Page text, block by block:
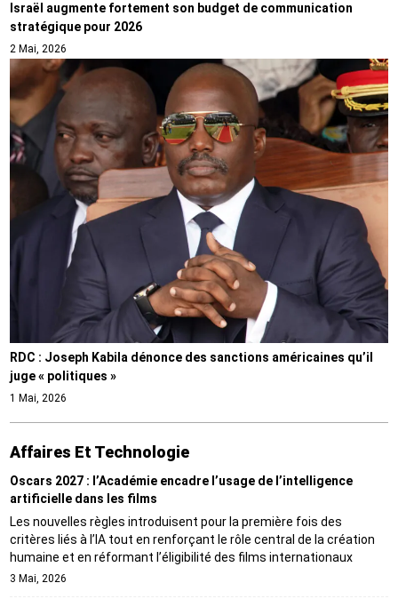
Israël augmente fortement son budget de communication
stratégique pour 2026
2 Mai, 2026
RDC : Joseph Kabila dénonce des sanctions américaines qu’il
juge « politiques »
1 Mai, 2026
Affaires Et Technologie
Oscars 2027 : l’Académie encadre l’usage de l’intelligence
artificielle dans les films
Les nouvelles règles introduisent pour la première fois des
critères liés à l’IA tout en renforçant le rôle central de la création
humaine et en réformant l’éligibilité des films internationaux
3 Mai, 2026